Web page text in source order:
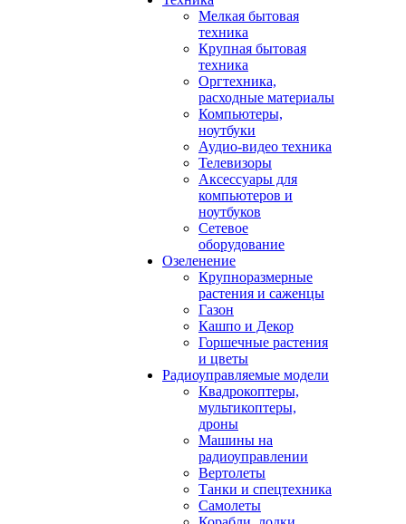
Мелкая бытовая
техника
Крупная бытовая
техника
Оргтехника,
расходные материалы
Компьютеры,
ноутбуки
Аудио-видео техника
Телевизоры
Аксессуары для
компьютеров и
ноутбуков
Сетевое
оборудование
Озеленение
Крупноразмерные
растения и саженцы
Газон
Кашпо и Декор
Горшечные растения
и цветы
Радиоуправляемые модели
Квадрокоптеры,
мультикоптеры,
дроны
Машины на
радиоуправлении
Вертолеты
Танки и спецтехника
Самолеты